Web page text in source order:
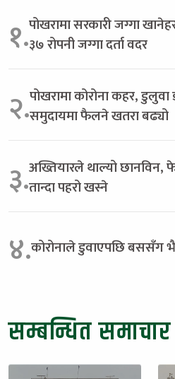
१.पोखरामा सरकारी जग्गा
३७ रोपनी जग्गा दर्ता वदर
२.पोखरामा कोरोना कहर, डुलुवा
समुदायमा फैलने खतरा बढ्यो
३.अख्तियारले थाल्यो छानविन,
तान्दा पहरो खस्ने
४.कोरोनाले डुवाएपछि बससँग
सम्बन्धित समाचार